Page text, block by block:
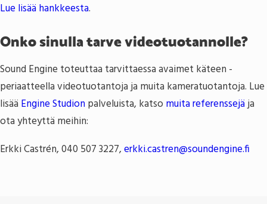
Lue lisää hankkeesta.
Onko sinulla tarve videotuotannolle?
Sound Engine toteuttaa tarvittaessa avaimet käteen -
periaatteella videotuotantoja ja muita kameratuotantoja. Lue
lisää Engine Studionpalveluista, katso muita referenssejäja
ota yhteyttä meihin:
Erkki Castrén, 040 507 3227,erkki.castren@soundengine.fi